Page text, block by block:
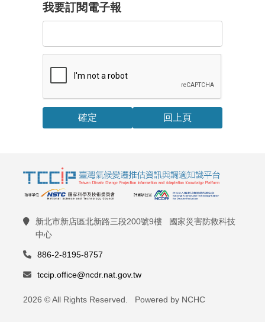
我要訂閱電子報
回上頁
新北市新店區北新路三段200號9樓 國家災害防救科技
中心
886-2-8195-8757
tccip.office@ncdr.nat.gov.tw
2026 © All Rights Reserved. Powered by NCHC